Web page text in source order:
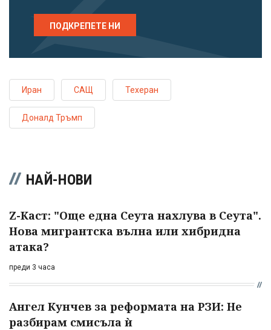
ПОДКРЕПЕТЕ НИ
Иран САЩ Техеран
Доналд Тръмп
НАЙ-НОВИ
Z-Каст: "Още една Сеута нахлува в Сеута".
Нова мигрантска вълна или хибридна
атака?
преди 3 часа
Ангел Кунчев за реформата на РЗИ: Не
разбирам смисъла ѝ